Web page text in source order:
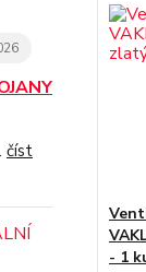
číst
- 1